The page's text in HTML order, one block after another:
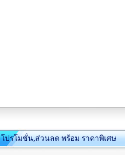
ปรโมชั่น,ส่วนลด พร้อม ราคาพิเศษ